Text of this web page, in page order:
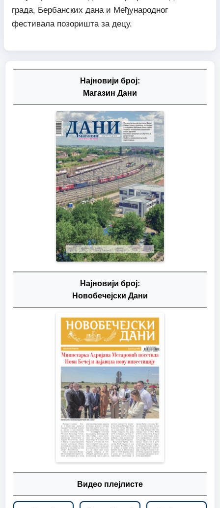
града, Бербанских дана и Међународног
фестивала позоришта за децу.
Најновији број:
Магазин Дани
Најновији број:
Новобечејски Дани
Видео плејлисте